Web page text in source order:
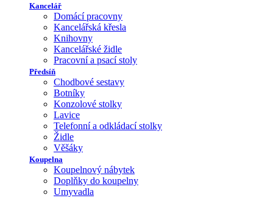
Kancelář
Domácí pracovny
Kancelářská křesla
Knihovny
Kancelářské židle
Pracovní a psací stoly
Předsíň
Chodbové sestavy
Botníky
Konzolové stolky
Lavice
Telefonní a odkládací stolky
Židle
Věšáky
Koupelna
Koupelnový nábytek
Doplňky do koupelny
Umyvadla